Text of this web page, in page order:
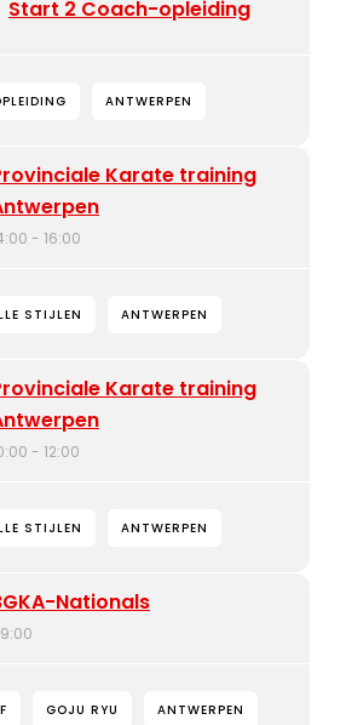
Start 2 Coach-opleiding
ANTWERPEN
Karate training
- 16:00
STIJLEN ANTWERPEN
Karate training
- 12:00
STIJLEN ANTWERPEN
Nationals
GOJU RYU ANTWERPEN